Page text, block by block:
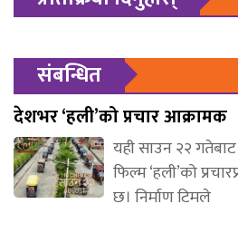
संबन्धित
देशभर ‘हली’को प्रचार आक्रामक
यही साउन २२
फिल्म ‘हली’को
छ। निर्माण टिमले